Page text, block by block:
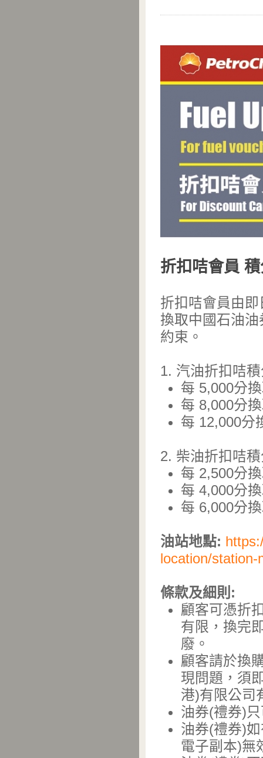
折扣咭會員
折扣咭會員由
換取中國石油
約束。
1. 汽油折扣咭
每 5,000分
每 8,000分
每 12,000分
2. 柴油折扣咭
每 2,500分
每 4,000分
每 6,000分
油站地點:
location/
條款及細則:
顧客可憑折
有限，換完
廢。
顧客請於換
現問題，須
港)有限公司
油券(禮券)
油券(禮券)
電子副本)無